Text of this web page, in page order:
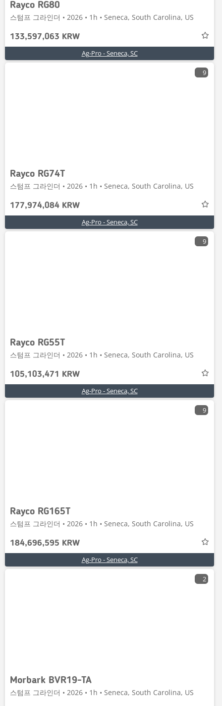
Rayco RG80
스텀프 그라인더 • 2026 • 1h • Seneca, South Carolina, US
133,597,063 KRW
Ag-Pro - Seneca, SC
9
Rayco RG74T
스텀프 그라인더 • 2026 • 1h • Seneca, South Carolina, US
177,974,084 KRW
Ag-Pro - Seneca, SC
9
Rayco RG55T
스텀프 그라인더 • 2026 • 1h • Seneca, South Carolina, US
105,103,471 KRW
Ag-Pro - Seneca, SC
9
Rayco RG165T
스텀프 그라인더 • 2026 • 1h • Seneca, South Carolina, US
184,696,595 KRW
Ag-Pro - Seneca, SC
2
Morbark BVR19-TA
스텀프 그라인더 • 2026 • 1h • Seneca, South Carolina, US